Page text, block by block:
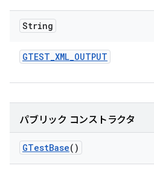
String
GTEST_XML_OUTPUT
パブリック コンストラクタ
GTestBase()